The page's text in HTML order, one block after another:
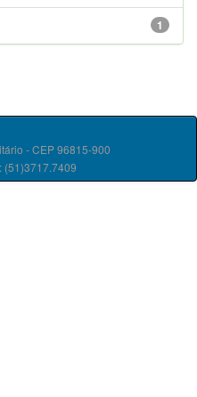
1
- CEP 96815-900
(51)3717.7409